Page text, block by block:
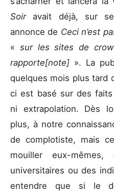
Soir avait déjà, sur
annonce de Ceci n’est
« sur les sites de
rapporte[note] ». La
quelques mois plus tard
ci est basé sur des
ni extrapolation. Dès
plus, à notre
de complotiste, mais
mouiller eux-
universitaires ou des
entendre que si le